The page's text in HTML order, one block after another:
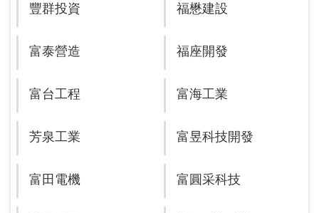
豐群投資 福懋建設
富泰營造 福座開發
富台工程 富海工業
芳泉工業 富昱科技開發
富田電機 富圓采科技